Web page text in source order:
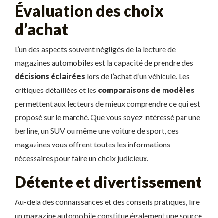
Évaluation des choix
d’achat
L’un des aspects souvent négligés de la lecture de
magazines automobiles est la capacité de prendre des
décisions éclairées lors de l’achat d’un véhicule. Les
critiques détaillées et les comparaisons de modèles
permettent aux lecteurs de mieux comprendre ce qui est
proposé sur le marché. Que vous soyez intéressé par une
berline, un SUV ou même une voiture de sport, ces
magazines vous offrent toutes les informations
nécessaires pour faire un choix judicieux.
Détente et divertissement
Au-delà des connaissances et des conseils pratiques, lire
un magazine automobile constitue également une source